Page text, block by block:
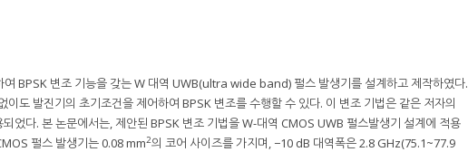
BPSK 변조 기능을 갖는 W 대역 UWB(ultra wide band) 펄스 발생기를 설계하고 제작하였다.
이도 발진기의 초기조건을 제어하여 BPSK 변조를 수행할 수 있다. 이 변조 기법은 같은 저자의
었다. 본 논문에서는, 제안된 BPSK 변조 기법을 W-대역 CMOS UWB 펄스발생기 설계에 적용
펄스 발생기는 0.08 mm2의 코어 사이즈를 가지며, −10 dB 대역폭은 2.8 GHz(75.1~77.9